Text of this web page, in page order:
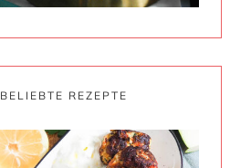
BELIEBTE REZEPTE